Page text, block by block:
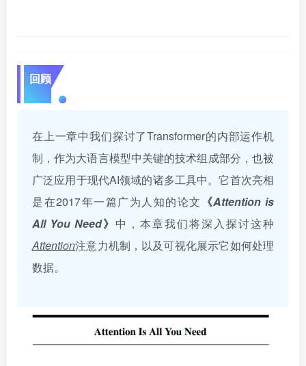
回顾
在上一章中我们探讨了Transformer的内部运作机
制，作为大语言模型中关键的技术组成部分，也被
广泛应用于现代AI领域的诸多工具中。它首次亮相
是在2017年一篇广为人知的论文 《Attention is
All You Need》 中，本章我们将深入探讨这种
Attention注意力机制，以及可视化展示它如何处理
数据。